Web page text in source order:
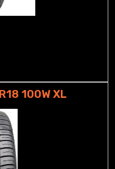
100W XL